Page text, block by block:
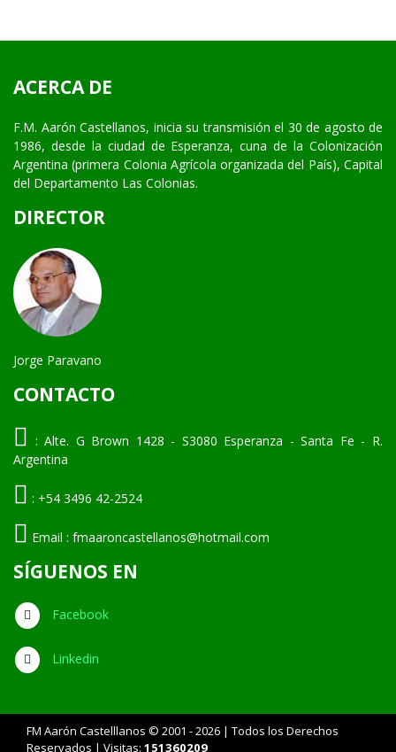
ACERCA DE
F.M. Aarón Castellanos, inicia su transmisión el 30 de agosto de
1986, desde la ciudad de Esperanza, cuna de la Colonización
Argentina (primera Colonia Agrícola organizada del País), Capital
del Departamento Las Colonias.
DIRECTOR
Jorge Paravano
CONTACTO
: Alte. G Brown 1428 - S3080 Esperanza - Santa Fe - R.
Argentina
: +54 3496 42-2524
Email : fmaaroncastellanos@hotmail.com
SÍGUENOS EN
Facebook
Linkedin
FM Aarón Castelllanos © 2001 - 2026 | Todos los Derechos
Reservados | Visitas: 151360209